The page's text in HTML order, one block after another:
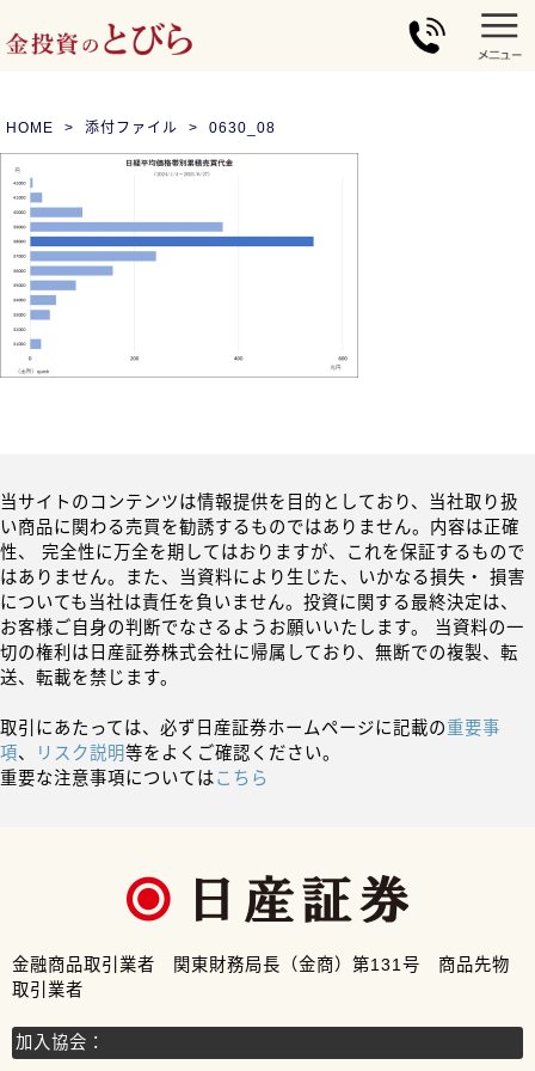
HOME 添付ファイル 0630_08
当サイトのコンテンツは情報提供を目的としており、当社取り扱
い商品に関わる売買を勧誘するものではありません。内容は正確
性、 完全性に万全を期してはおりますが、これを保証するもので
はありません。また、当資料により生じた、いかなる損失・ 損害
についても当社は責任を負いません。投資に関する最終決定は、
お客様ご自身の判断でなさるようお願いいたします。 当資料の一
切の権利は日産証券株式会社に帰属しており、無断での複製、転
送、転載を禁じます。
取引にあたっては、必ず日産証券ホームページに記載の重要事
項、 リスク説明等をよくご確認ください。
重要な注意事項についてはこちら
金融商品取引業者 関東財務局長（金商）第131号 商品先物
取引業者
加入協会：